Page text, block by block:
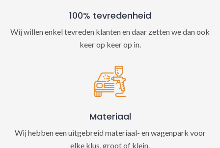
100% tevredenheid
Wij willen enkel tevreden klanten en daar zetten we dan ook
keer op keer op in.
Materiaal
Wij hebben een uitgebreid materiaal- en wagenpark voor
elke klus, groot of klein.